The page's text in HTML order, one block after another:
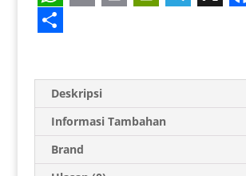
W
h
a
A
a
i
l
i
n
t
i
t
F
l
g
r
c
o
h
e
Deskripsi
Informasi Tambahan
Brand